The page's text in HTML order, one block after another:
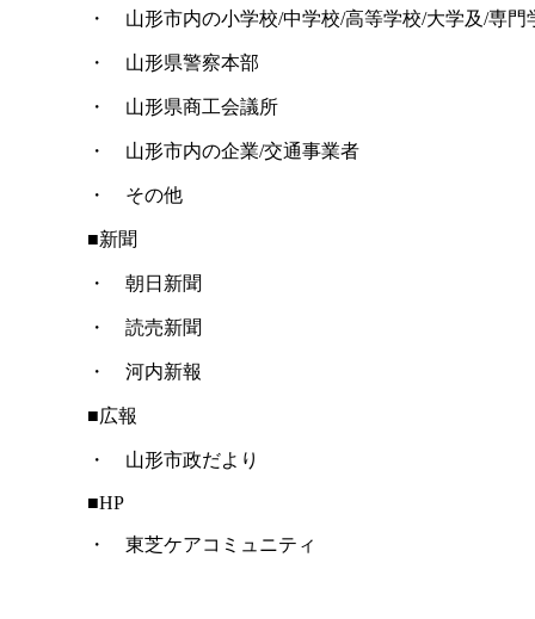
・ 山形市内の小学校/中学校/高等学校/大学及/専門
・ 山形県警察本部
・ 山形県商工会議所
・ 山形市内の企業/交通事業者
・ その他
■新聞
・ 朝日新聞
・ 読売新聞
・ 河内新報
■広報
・ 山形市政だより
■HP
・ 東芝ケアコミュニティ